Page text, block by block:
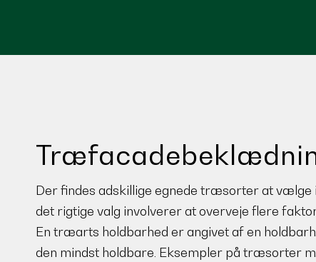
Der findes adskillige egnede træsorter at
det rigtige valg involverer at overveje flere
En træarts holdbarhed er angivet af en
den mindst holdbare. Eksempler på træsorter